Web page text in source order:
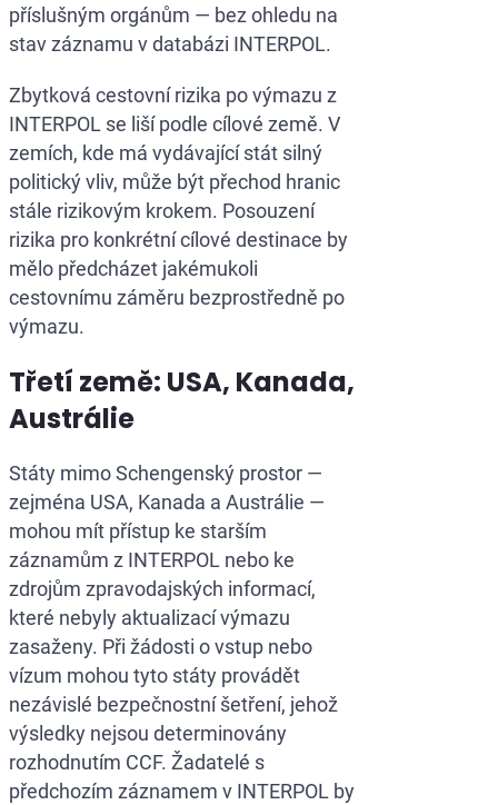
příslušným orgánům — bez ohledu na
stav záznamu v databázi INTERPOL.
Zbytková cestovní rizika po výmazu z
INTERPOL se liší podle cílové země. V
zemích, kde má vydávající stát silný
politický vliv, může být přechod hranic
stále rizikovým krokem. Posouzení
rizika pro konkrétní cílové destinace by
mělo předcházet jakémukoli
cestovnímu záměru bezprostředně po
výmazu.
Třetí země: USA, Kanada,
Austrálie
Státy mimo Schengenský prostor —
zejména USA, Kanada a Austrálie —
mohou mít přístup ke starším
záznamům z INTERPOL nebo ke
zdrojům zpravodajských informací,
které nebyly aktualizací výmazu
zasaženy. Při žádosti o vstup nebo
vízum mohou tyto státy provádět
nezávislé bezpečnostní šetření, jehož
výsledky nejsou determinovány
rozhodnutím CCF. Žadatelé s
předchozím záznamem v INTERPOL by